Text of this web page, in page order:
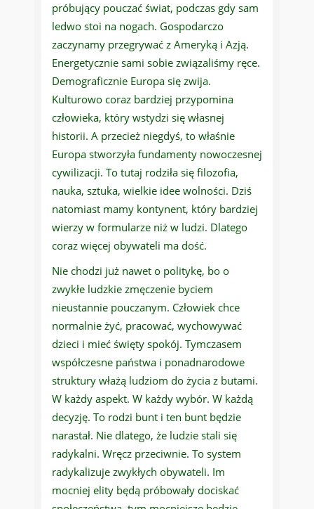
próbujący pouczać świat, podczas gdy sam
ledwo stoi na nogach. Gospodarczo
zaczynamy przegrywać z Ameryką i Azją.
Energetycznie sami sobie związaliśmy ręce.
Demograficznie Europa się zwija.
Kulturowo coraz bardziej przypomina
człowieka, który wstydzi się własnej
historii. A przecież niegdyś, to właśnie
Europa stworzyła fundamenty nowoczesnej
cywilizacji. To tutaj rodziła się filozofia,
nauka, sztuka, wielkie idee wolności. Dziś
natomiast mamy kontynent, który bardziej
wierzy w formularze niż w ludzi. Dlatego
coraz więcej obywateli ma dość.
Nie chodzi już nawet o politykę, bo o
zwykłe ludzkie zmęczenie byciem
nieustannie pouczanym. Człowiek chce
normalnie żyć, pracować, wychowywać
dzieci i mieć święty spokój. Tymczasem
współczesne państwa i ponadnarodowe
struktury włażą ludziom do życia z butami.
W każdy aspekt. W każdy wybór. W każdą
decyzję. To rodzi bunt i ten bunt będzie
narastał. Nie dlatego, że ludzie stali się
radykalni. Wręcz przeciwnie. To system
radykalizuje zwykłych obywateli. Im
mocniej elity będą próbowały dociskać